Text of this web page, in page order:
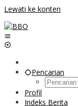
Lewati ke konten
Pencarian
Profil
Indeks Berita